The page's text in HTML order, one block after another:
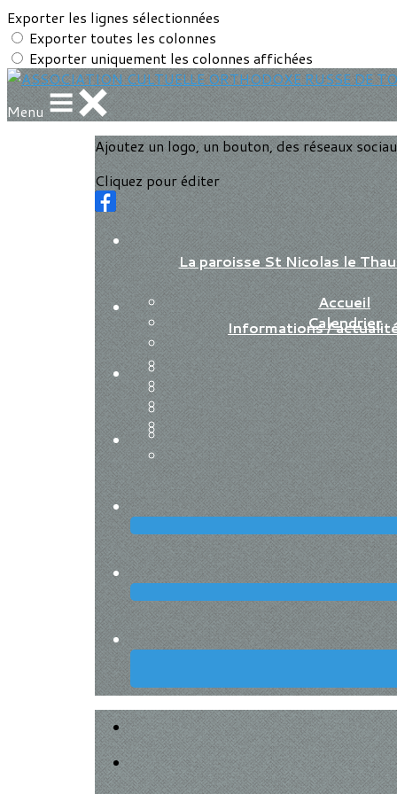
Exporter les lignes sélectionnées
Exporter toutes les colonnes
Exporter uniquement les colonnes affichées
Menu
Ajoutez un logo, un bouton, des réseaux
Cliquez pour éditer
La paroisse St Nicolas le
Accueil
Calendrier
Informations /